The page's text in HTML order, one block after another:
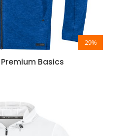
29%
Basics